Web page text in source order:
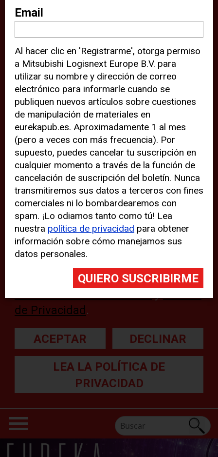
sitio web (por ejemplo, ofreciéndole
información de ubicación). Estas
terceras partes también definen
cookies en su dispositivo y pueden
rastrear su comportamiento en
internet. Al hacer clic en “Aceptar”,
significa que está de acuerdo con el
uso de cookies analíticas y de
terceros para tener una experiencia
óptima en nuestro sitio web. Si
elige “Declinar” el uso de cookies
analíticas y de terceros, evitará que
terceras partes rastreen su
comportamiento en nuestro sitio
web, aunque pueden aparecer
problemas técnicos con el sitio
web. Para obtener más
información, lea nuestra
de Privacidad .
ACEPTAR DECLINAR
LEA LA POLÍTICA DE
PRIVACIDAD
Email
Al hacer clic en 'Registrarme', otorga permiso
a Mitsubishi Logisnext Europe B.V. para
utilizar su nombre y dirección de correo
electrónico para informarle cuando se
publiquen nuevos artículos sobre cuestiones
de manipulación de materiales en
eurekapub.es. Aproximadamente 1 al mes
(pero a veces con más frecuencia). Por
supuesto, puedes cancelar tu suscripción en
cualquier momento a través de la función de
cancelación de suscripción del boletín. Nunca
transmitiremos sus datos a terceros con fines
comerciales ni lo bombardearemos con
spam. ¡Lo odiamos tanto como tú! Lea
nuestra política de privacidad para obtener
información sobre cómo manejamos sus
datos personales.